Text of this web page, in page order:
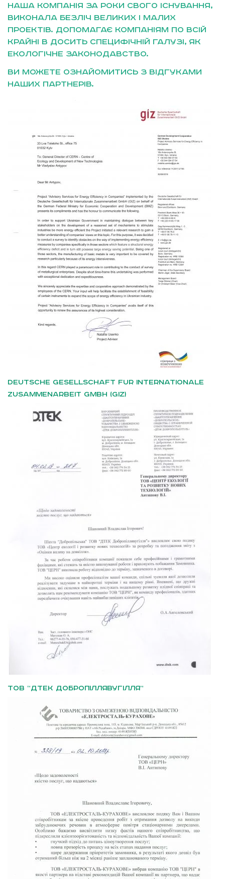
Наша компанія за роки свого існування,
виконала безліч великих і малих
проектів. Допомагає компаніям по всій
крайні в досить специфічній галузі, як
екологічне законодавство.
Ви можете ознайомитись з відгуками
наших партнерів.
Deutsche Gesellschaft fur Internationale
Zusammenarbeit GmbH (GIZ)
ТОВ “ДТЕК Добропіллявугілля”